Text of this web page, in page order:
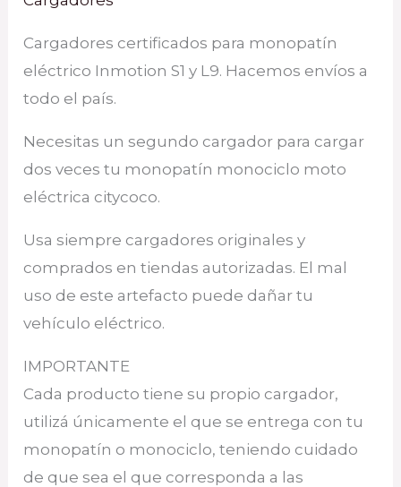
Cargadores certificados para monopatín
eléctrico Inmotion S1 y L9. Hacemos envíos a
todo el país.
Necesitas un segundo cargador para cargar
dos veces tu monopatín monociclo moto
eléctrica citycoco.
Usa siempre cargadores originales y
comprados en tiendas autorizadas. El mal
uso de este artefacto puede dañar tu
vehículo eléctrico.
IMPORTANTE
Cada producto tiene su propio cargador,
utilizá únicamente el que se entrega con tu
monopatín o monociclo, teniendo cuidado
de que sea el que corresponda a las